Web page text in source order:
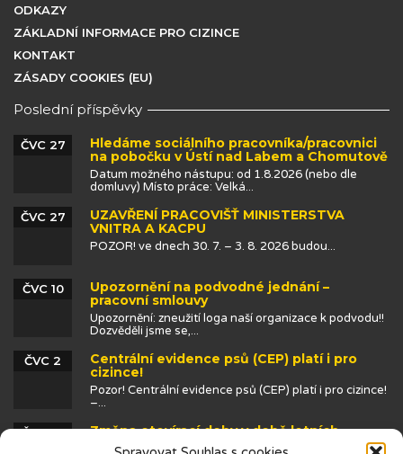
ODKAZY
ZÁKLADNÍ INFORMACE PRO CIZINCE
KONTAKT
ZÁSADY COOKIES (EU)
Poslední příspěvky
Hledáme sociálního pracovníka/pracovnici
na pobočku v Ústí nad Labem a Chomutově
ČVC 27
Datum možného nástupu: od 1.8.2026 (nebo dle
domluvy) Místo práce: Velká...
UZAVŘENÍ PRACOVIŠŤ MINISTERSTVA
VNITRA A KACPU
ČVC 27
POZOR! ve dnech 30. 7. – 3. 8. 2026 budou...
Upozornění na podvodné jednání –
pracovní smlouvy
ČVC 10
Upozornění: zneužití loga naší organizace k podvodu!!
Dozvěděli jsme se,...
Centrální evidence psů (CEP) platí i pro
cizince!
ČVC 2
Pozor! Centrální evidence psů (CEP) platí i pro cizince!
–...
Změna otevírací doby v době letních
prázdnin
ČVN 25